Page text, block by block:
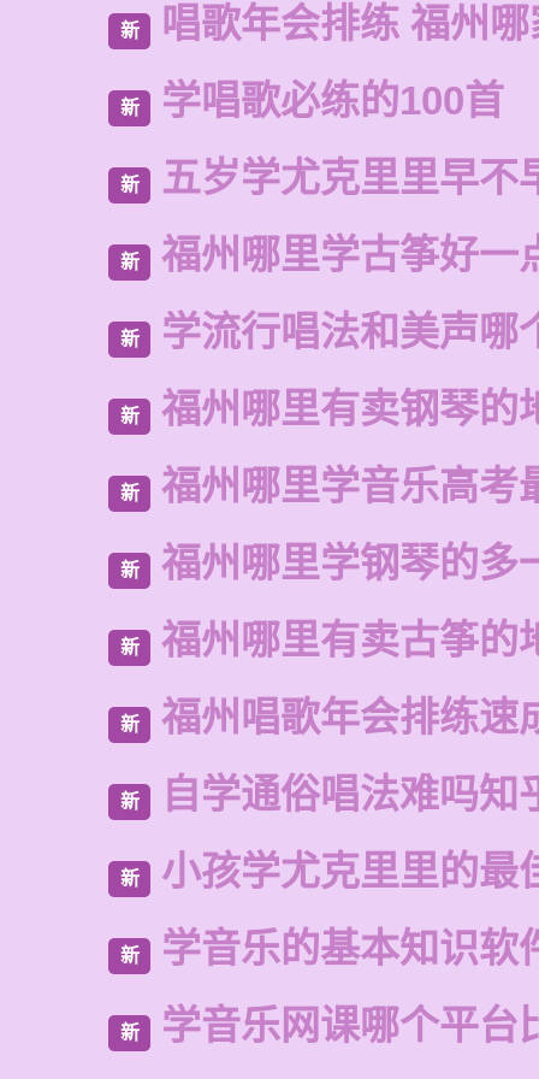
新 唱歌年会排练 福州
新 学唱歌必练的100首
新 五岁学尤克里里早不
新 福州哪里学古筝好一
新 学流行唱法和美声哪
新 福州哪里有卖钢琴的
新 福州哪里学音乐高考
新 福州哪里学钢琴的多
新 福州哪里有卖古筝的
新 福州唱歌年会排练速
新 自学通俗唱法难吗知
新 小孩学尤克里里的最
新 学音乐的基本知识软
新 学音乐网课哪个平台